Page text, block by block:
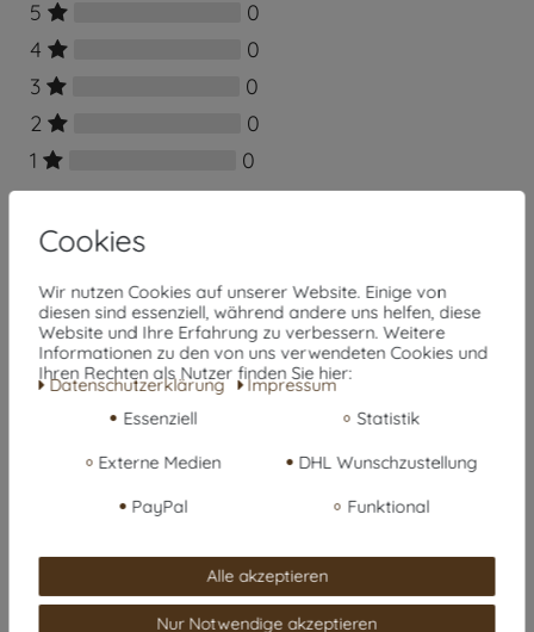
5
0
4
0
3
0
2
0
1
0
Rezension senden
Angaben zum Hersteller
Cookies
Wir nutzen Cookies auf unserer Website. Einige von
diesen sind essenziell, während andere uns helfen, diese
Website und Ihre Erfahrung zu verbessern. Weitere
Informationen zu den von uns verwendeten Cookies und
Ihren Rechten als Nutzer finden Sie hier:
Daten­schutz­erklärung
Impressum
Essenziell
Statistik
Externe Medien DHL Wunschzustellung
PayPal Funktional
Alle akzeptieren
Nur Notwendige akzeptieren